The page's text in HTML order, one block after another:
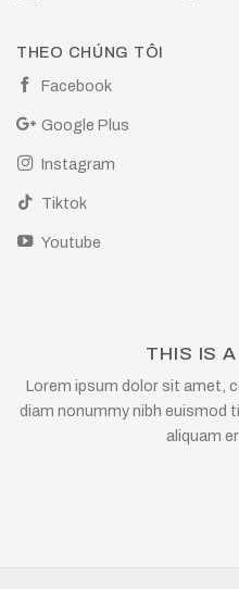
THEO CHÚNG TÔI
Facebook
Google Plus
Instagram
Tiktok
Youtube
THIS IS
Lorem ipsum dolor sit amet,
diam nonummy nibh euismod
aliquam